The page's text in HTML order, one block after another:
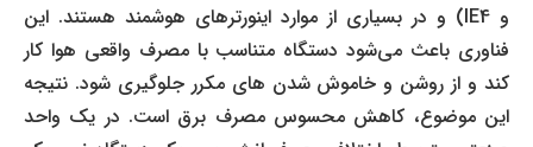
و IE4) و در بسیاری از موارد اینورترهای هوشمند هستند. این
فناوری باعث می‌شود دستگاه متناسب با مصرف واقعی هوا کار
کند و از روشن و خاموش شدن های مکرر جلوگیری شود. نتیجه
این موضوع، کاهش محسوس مصرف برق است. در یک واحد